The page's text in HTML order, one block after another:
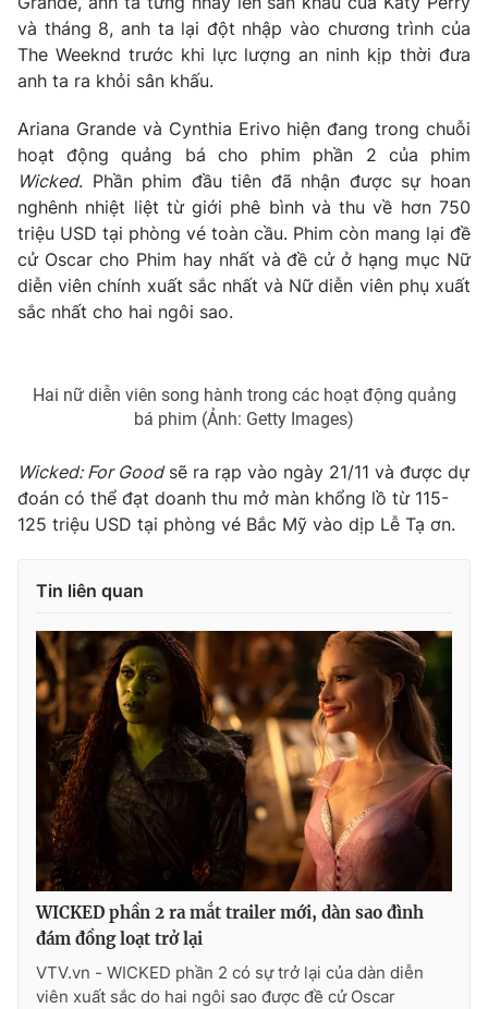
Ðiện thoại Thời báo VTV:024.66 897 897
Email: toasoan@vtv.vn
Liên hệ quảng cáo:
024-7300.7108
thuận bằng văn bản. Ghi rõ nguồn VTV.vn khi phát hành lại
thông tin từ website này.
và tháng 8, anh ta lại đột nhập vào chương trình của
The Weeknd trước khi lực lượng an ninh kịp thời đưa
anh ta ra khỏi sân khấu.
Ariana Grande và Cynthia Erivo hiện đang trong chuỗi
hoạt động quảng bá cho phim phần 2 của phim
Wicked. Phần phim đầu tiên đã nhận được sự hoan
nghênh nhiệt liệt từ giới phê bình và thu về hơn 750
triệu USD tại phòng vé toàn cầu. Phim còn mang lại đề
cử Oscar cho Phim hay nhất và đề cử ở hạng mục Nữ
diễn viên chính xuất sắc nhất và Nữ diễn viên phụ xuất
sắc nhất cho hai ngôi sao.
Hai nữ diễn viên song hành trong các hoạt động quảng
bá phim (Ảnh: Getty Images)
Wicked: For Goodsẽ ra rạp vào ngày 21/11 và được dự
đoán có thể đạt doanh thu mở màn khổng lồ từ 115-
125 triệu USD tại phòng vé Bắc Mỹ vào dịp Lễ Tạ ơn.
Tin liên quan
WICKED phần 2 ra mắt trailer mới, dàn sao đình
đám đồng loạt trở lại
VTV.vn - WICKED phần 2 có sự trở lại của dàn diễn
viên xuất sắc do hai ngôi sao được đề cử Oscar